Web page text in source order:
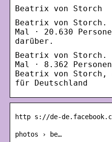
Beatrix von Storch
Beatrix von Storch.
Mal · 20.630
darüber.
Beatrix von Storch.
Mal · 8.362
Beatrix von Storch,
für Deutschland
http s://de-
photos › be…